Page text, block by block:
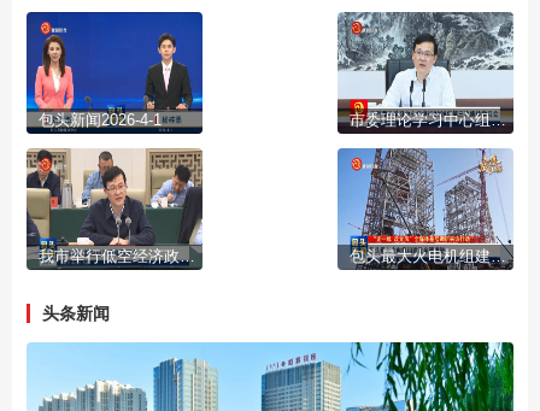
包头新闻2026-4-1 市委理论学习中心组举行2026年第三次集体学习会
包头最大火电机组建设全速推进
头条新闻